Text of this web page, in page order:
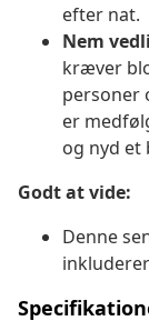
efter nat.
Nem
kræver
personer
er
og nyd et
Godt at vide:
Denne